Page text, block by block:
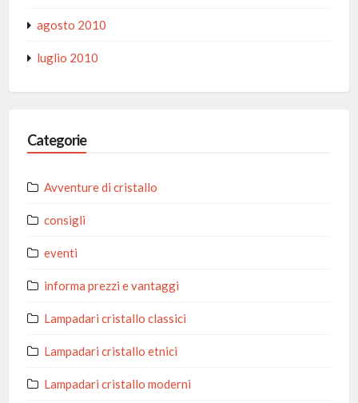
agosto 2010
luglio 2010
Categorie
Avventure di cristallo
consigli
eventi
informa prezzi e vantaggi
Lampadari cristallo classici
Lampadari cristallo etnici
Lampadari cristallo moderni